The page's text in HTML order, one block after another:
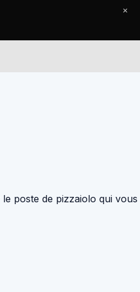
poste de pizzaiolo qui vous
×